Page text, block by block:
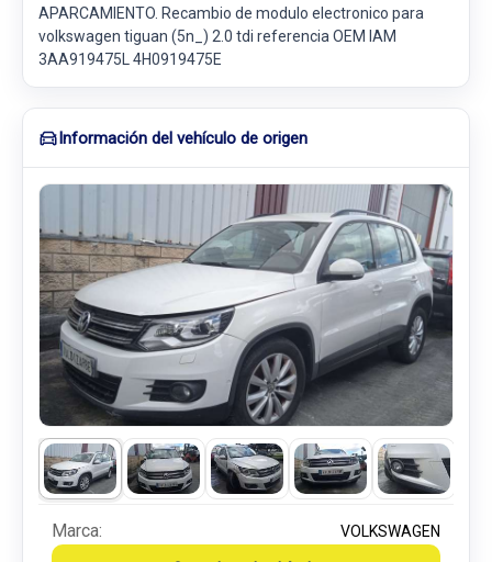
APARCAMIENTO. Recambio de modulo electronico para
volkswagen tiguan (5n_) 2.0 tdi referencia OEM IAM
3AA919475L 4H0919475E
Información del vehículo de origen
Marca: VOLKSWAGEN